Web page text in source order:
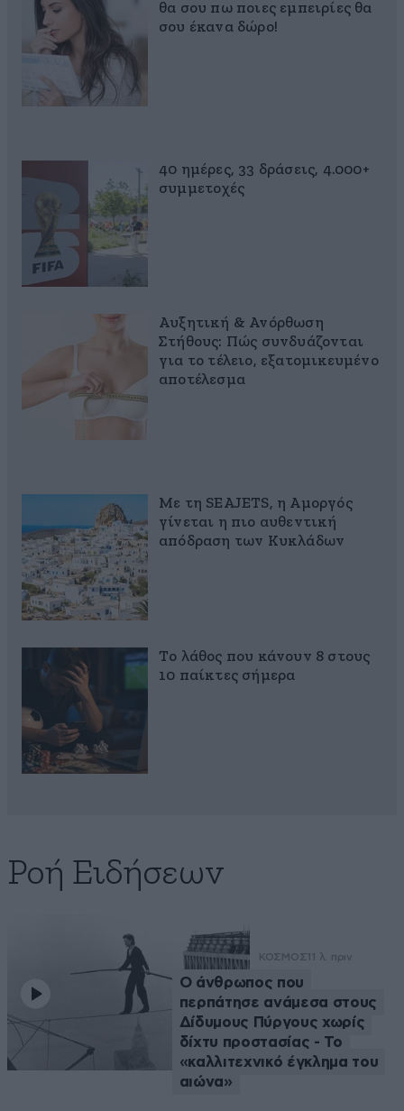
θα σου πω ποιες εμπειρίες θα
σου έκανα δώρο!
40 ημέρες, 33 δράσεις, 4.000+
συμμετοχές
Αυξητική & Ανόρθωση
Στήθους: Πώς συνδυάζονται
για το τέλειο, εξατομικευμένο
αποτέλεσμα
Με τη SEAJETS, η Αμοργός
γίνεται η πιο αυθεντική
απόδραση των Κυκλάδων
Το λάθος που κάνουν 8 στους
10 παίκτες σήμερα
Ροή Ειδήσεων
ΚΟΣΜΟΣ 11 λ. πριν
Ο άνθρωπος που
περπάτησε ανάμεσα στους
Δίδυμους Πύργους χωρίς
δίχτυ προστασίας - Το
«καλλιτεχνικό έγκλημα του
αιώνα»